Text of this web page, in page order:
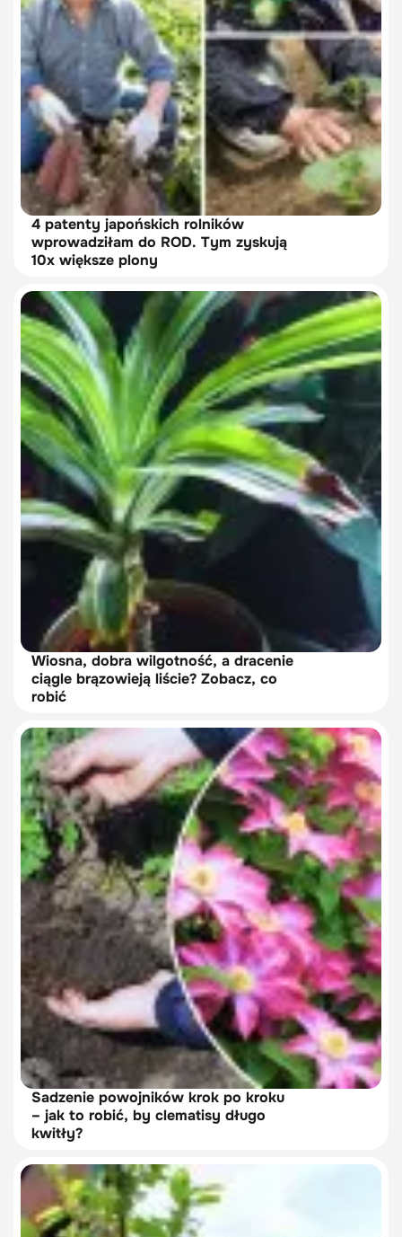
4 patenty japońskich rolników
wprowadziłam do ROD. Tym zyskują
10x większe plony
Wiosna, dobra wilgotność, a dracenie
ciągle brązowieją liście? Zobacz, co
robić
Sadzenie powojników krok po kroku
– jak to robić, by clematisy długo
kwitły?